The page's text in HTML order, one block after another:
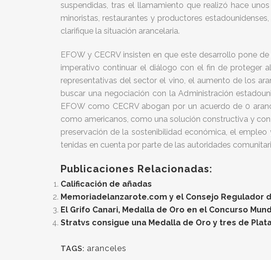
suspendidas, tras el llamamiento que realizó hace
minoristas, restaurantes y productores
clarifique la situación arancelaria.
EFOW y CECRV insisten en que este desarrollo pone
imperativo continuar el diálogo con el fin de proteger
representativas del sector el vino, el aumento de los
buscar una negociación con la Administración
EFOW como CECRV abogan por un acuerdo de 0
como americanos, como una solución constructiva y
preservación de la sostenibilidad económica, el
tenidas en cuenta por parte de las autoridades
Publicaciones Relacionadas:
Calificación de añadas
Memoriadelanzarote.com y el Consejo
El Grifo Canari, Medalla de Oro en el Concurso
Stratvs consigue una Medalla de Oro y tres de
TAGS: aranceles